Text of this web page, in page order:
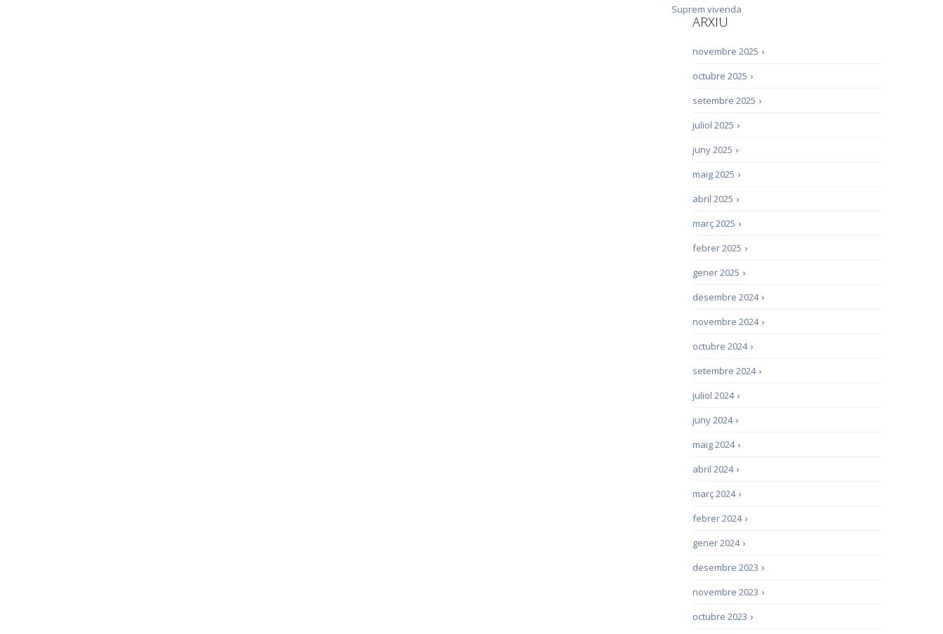
Suprem vivenda
ARXIU
›
novembre 2025
›
octubre 2025
›
setembre 2025
›
juliol 2025
›
juny 2025
›
maig 2025
›
abril 2025
›
març 2025
›
febrer 2025
›
gener 2025
›
desembre 2024
›
novembre 2024
›
octubre 2024
›
setembre 2024
›
juliol 2024
›
juny 2024
›
maig 2024
›
abril 2024
›
març 2024
›
febrer 2024
›
gener 2024
›
desembre 2023
›
novembre 2023
›
octubre 2023